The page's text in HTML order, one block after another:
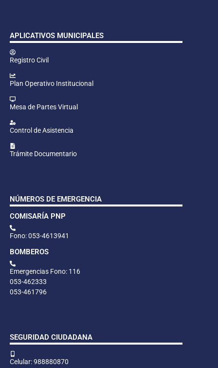
APLICATIVOS MUNICIPALES
Registro Civil
Plan Operativo Institucional
Mesa de Partes Virtual
Control de Asistencia
Trámite Documentario
NÚMEROS DE EMERGENCIA
COMISARÍA PNP
Fono: 053-4613941
BOMBEROS
Emergencias Fono: 116
053-462333
053-461796
SEGURIDAD CIUDADANA
Celular: 988880870